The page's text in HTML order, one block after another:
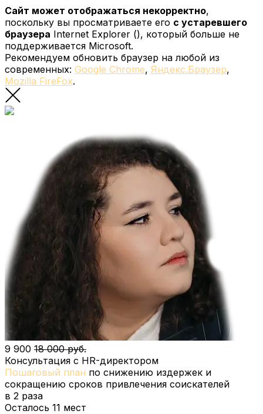
Сайт может отображаться некорректно,
поскольку вы просматриваете его с устаревшего
браузера Internet Explorer (), который больше не
поддерживается Microsoft.
Рекомендуем обновить браузер на любой из
современных: Google Chrome, Яндекс.Браузер,
Mozilla FireFox.
9 900 18 000 руб.
Консультация с HR-директором
Пошаговый план по снижению издержек и
сокращению сроков привлечения соискателей
в 2 раза
Осталось 11 мест